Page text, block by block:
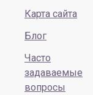
Карта сайта
Блог
Часто
задаваемые
вопросы